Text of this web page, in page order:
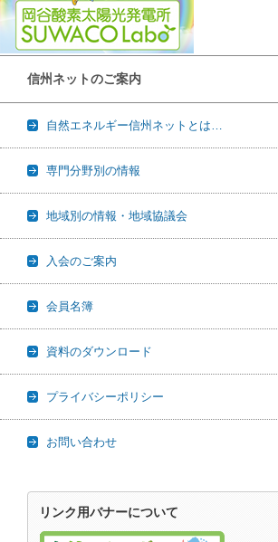
信州ネットのご案内
自然エネルギー信州ネットとは…
専門分野別の情報
地域別の情報・地域協議会
入会のご案内
会員名簿
資料のダウンロード
プライバシーポリシー
お問い合わせ
リンク用バナーについて